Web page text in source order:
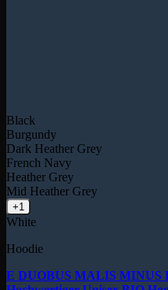
Black
Burgundy
Dark Heather Grey
French Navy
Heather Grey
Mid Heather Grey
+1
White
Hoodie
E DUOBUS MALIS MINUS